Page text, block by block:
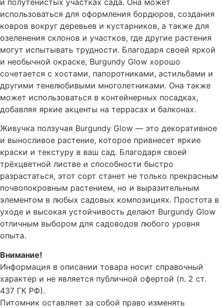
использоваться для оформления бордюров, создания
ковров вокруг деревьев и кустарников, а также для
озеленения склонов и участков, где другие растения
могут испытывать трудности. Благодаря своей яркой
и необычной окраске, Burgundy Glow хорошо
сочетается с хостами, папоротниками, астильбами и
другими тенелюбивыми многолетниками. Она также
может использоваться в контейнерных посадках,
добавляя яркие акценты на террасах и балконах.
Живучка ползучая Burgundy Glow — это декоративное
и выносливое растение, которое привнесет яркие
краски и текстуру в ваш сад. Благодаря своей
трёхцветной листве и способности быстро
разрастаться, этот сорт станет не только прекрасным
почвопокровным растением, но и выразительным
элементом в любых садовых композициях. Простота в
уходе и высокая устойчивость делают Burgundy Glow
отличным выбором для садоводов любого уровня
опыта.
Внимание!
Информация в описании товара носит справочный
характер и не является публичной офертой (п. 2 ст.
437 ГК РФ).
Питомник оставляет за собой право изменять